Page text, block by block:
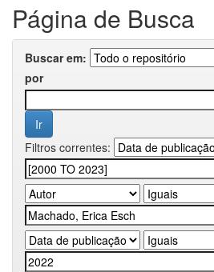
Página de Busca
Buscar em:
por
Filtros correntes: